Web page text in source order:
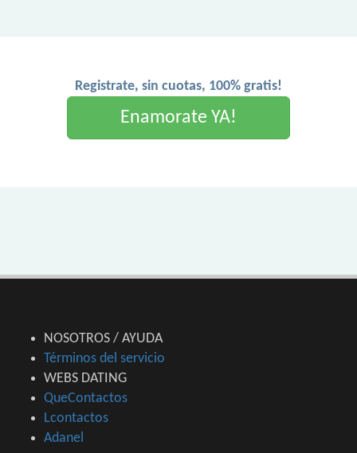
Registrate, sin cuotas, 100% gratis!
Enamorate YA!
NOSOTROS / AYUDA
Términos del servicio
WEBS DATING
QueContactos
Lcontactos
Adanel